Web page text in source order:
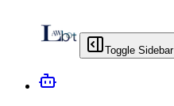
Toggle Sidebar